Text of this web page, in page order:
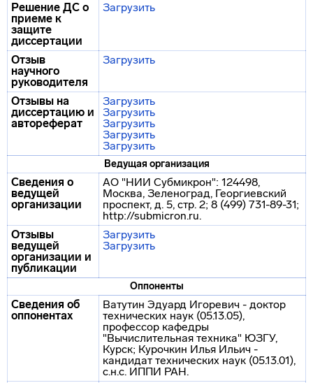
Решение ДС о
приеме к
защите
диссертации
Загрузить
Отзыв
научного
руководителя
Загрузить
Отзывы на
диссертацию и
автореферат
Загрузить
Загрузить
Загрузить
Загрузить
Загрузить
Ведущая организация
Сведения о
ведущей
организации
АО "НИИ Субмикрон": 124498,
Москва, Зеленоград, Георгиевский
проспект, д. 5, стр. 2; 8 (499) 731-89-31;
http://submicron.ru.
Отзывы
ведущей
организации и
публикации
Загрузить
Загрузить
Оппоненты
Сведения об
оппонентах
Ватутин Эдуард Игоревич - доктор
технических наук (05.13.05),
профессор кафедры
"Вычислительная техника" ЮЗГУ,
Курск; Курочкин Илья Ильич -
кандидат технических наук (05.13.01),
с.н.с. ИППИ РАН.